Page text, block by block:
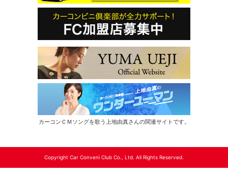
カーコンＣＭソングを歌う上地由真さんの関連サイトです。
Copyright Car Conveni Club Co., Ltd. All Rights Reserved.